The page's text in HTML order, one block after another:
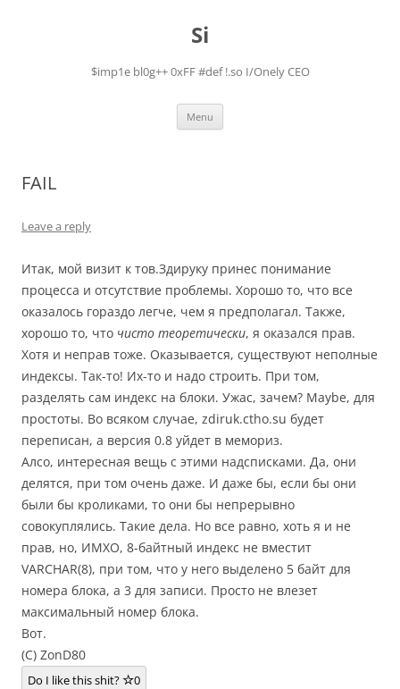
Si
$imp1e bl0g++ 0xFF #def !.so I/Onely CEO
Menu
FAIL
Leave a reply
Итак, мой визит к тов.Здируку принес понимание
процесса и отсутствие проблемы. Хорошо то, что все
оказалось гораздо легче, чем я предполагал. Также,
хорошо то, что чисто теоретически, я оказался прав.
Хотя и неправ тоже. Оказывается, существуют неполные
индексы. Так-то! Их-то и надо строить. При том,
разделять сам индекс на блоки. Ужас, зачем? Maybe, для
простоты. Во всяком случае, zdiruk.ctho.su будет
переписан, а версия 0.8 уйдет в мемориз.
Алсо, интересная вещь с этими надсписками. Да, они
делятся, при том очень даже. И даже бы, если бы они
были бы кроликами, то они бы непрерывно
совокуплялись. Такие дела. Но все равно, хоть я и не
прав, но, ИМХО, 8-байтный индекс не вместит
VARCHAR(8), при том, что у него выделено 5 байт для
номера блока, а 3 для записи. Просто не влезет
максимальный номер блока.
Вот.
(C) ZonD80
Do I like this shit? 0